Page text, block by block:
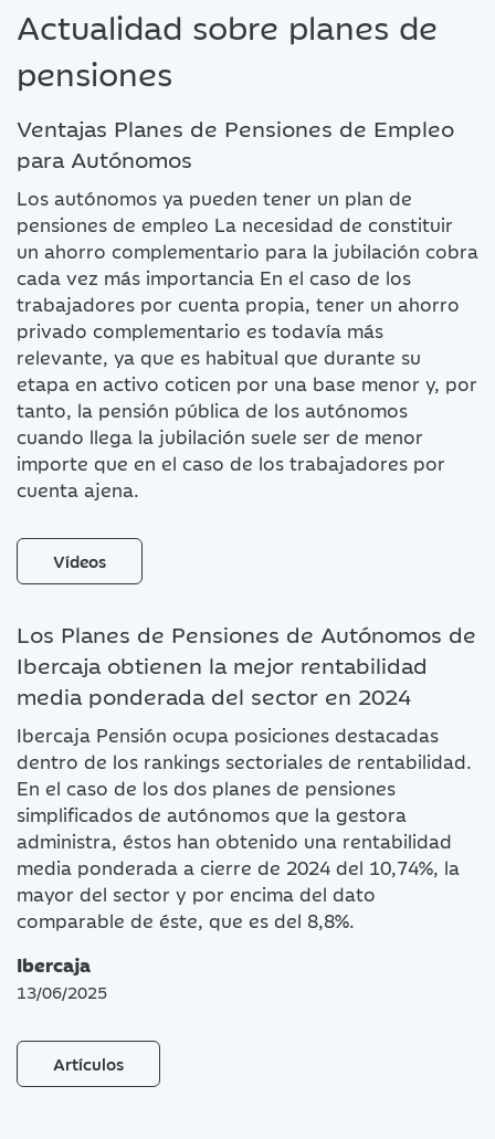
Actualidad sobre planes de
pensiones
Ventajas Planes de Pensiones de Empleo
para Autónomos
Los autónomos ya pueden tener un plan de
pensiones de empleo La necesidad de constituir
un ahorro complementario para la jubilación cobra
cada vez más importancia En el caso de los
trabajadores por cuenta propia, tener un ahorro
privado complementario es todavía más
relevante, ya que es habitual que durante su
etapa en activo coticen por una base menor y, por
tanto, la pensión pública de los autónomos
cuando llega la jubilación suele ser de menor
importe que en el caso de los trabajadores por
cuenta ajena.
Vídeos
Los Planes de Pensiones de Autónomos de
Ibercaja obtienen la mejor rentabilidad
media ponderada del sector en 2024
Ibercaja Pensión ocupa posiciones destacadas
dentro de los rankings sectoriales de rentabilidad.
En el caso de los dos planes de pensiones
simplificados de autónomos que la gestora
administra, éstos han obtenido una rentabilidad
media ponderada a cierre de 2024 del 10,74%, la
mayor del sector y por encima del dato
comparable de éste, que es del 8,8%.
Ibercaja
13/06/2025
Artículos